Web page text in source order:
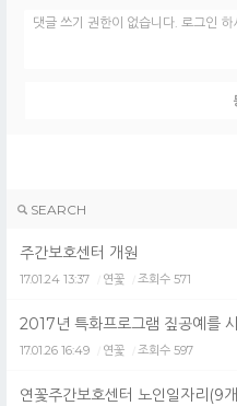
댓글 쓰기 권한이 없습니다. 로그인 하
SEARCH
주간보호센터 개원
17.01.24 13:37 연꽃 조회수 571
2017년 특화프로그램 짚공예를
17.01.26 16:49 연꽃 조회수 597
연꽃주간보호센터 노인일자리(9